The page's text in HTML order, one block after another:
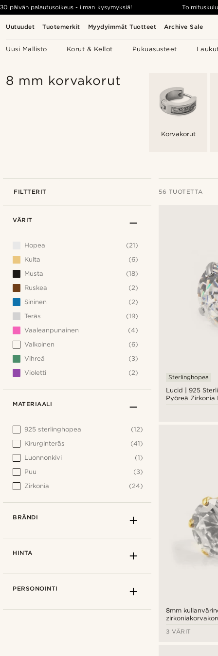
Uutuudet Tuotemerkit Myydyimmät Tuotteet Archive Sale
Uusi Mallisto Korut & Kellot Pukuasusteet
30 päivän palautusoikeus - ilman kysymyksiä!
8 mm korvakorut
Korvakorut
FILTTERIT 56 TUOTETTA
Lucid | 925
Pyöreä Zirkonia
Sterlinghopea
8mm
3 VÄRIT
VÄRIT
Hopea
(21)
Kulta
(6)
Musta
(18)
Ruskea
(2)
Sininen
(2)
Teräs
(19)
Vaaleanpunainen
(4)
Valkoinen
(6)
Vihreä
(3)
Violetti
(2)
MATERIAALI
925 sterlinghopea
(12)
Kirurginteräs
(41)
Luonnonkivi
(1)
Puu
(3)
Zirkonia
(24)
BRÄNDI
HINTA
PERSONOINTI